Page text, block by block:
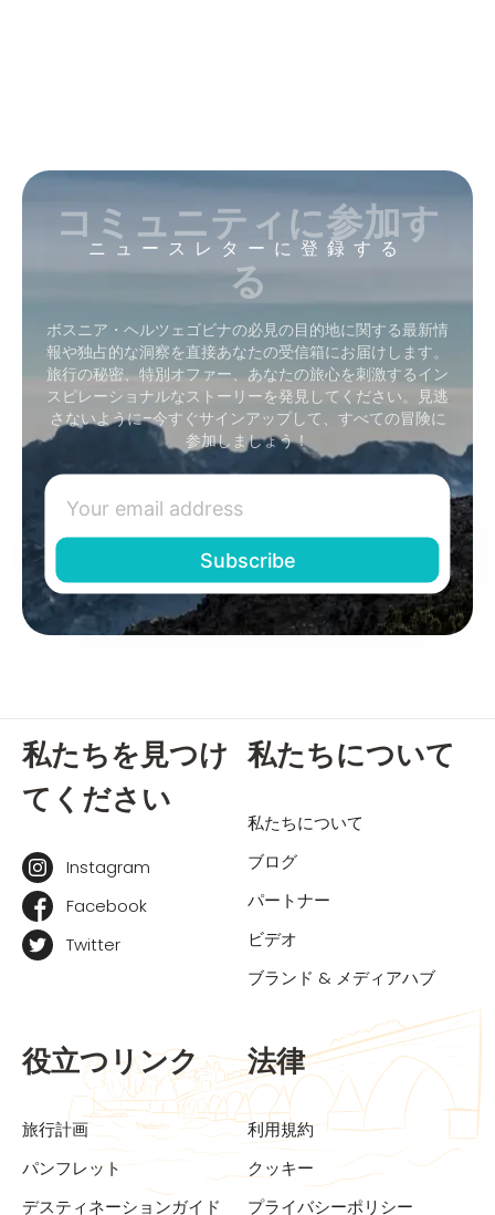
ニュースレターに登録する
コミュニティに参加す
る
ボスニア・ヘルツェゴビナの必見の目的地に関する最新情
報や独占的な洞察を直接あなたの受信箱にお届けします。
旅行の秘密、特別オファー、あなたの旅心を刺激するイン
スピレーショナルなストーリーを発見してください。見逃
さないように–今すぐサインアップして、すべての冒険に
参加しましょう！
私たちを見つけ
てください
Instagram
Facebook
Twitter
私たちについて
私たちについて
ブログ
パートナー
ビデオ
ブランド & メディアハブ
役立つリンク
旅行計画
パンフレット
デスティネーションガイド
法律
利用規約
クッキー
プライバシーポリシー